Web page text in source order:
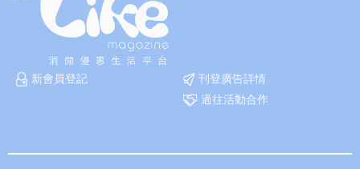
新會員登記
刊登廣告詳情
過往活動合作